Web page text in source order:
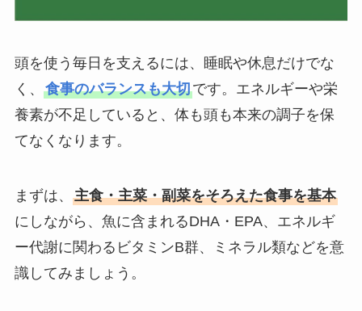
頭を使う毎日を支えるには、睡眠や休息だけでな
く、 食事のバランスも大切です。エネルギーや栄
養素が不足していると、体も頭も本来の調子を保
てなくなります。
まずは、 主食・主菜・副菜をそろえた食事を基本
にしながら、魚に含まれるDHA・EPA、エネルギ
ー代謝に関わるビタミンB群、ミネラル類などを意
識してみましょう。